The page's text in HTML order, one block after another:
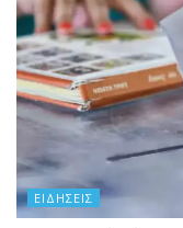
ΕΙΔΉΣΕΙΣ